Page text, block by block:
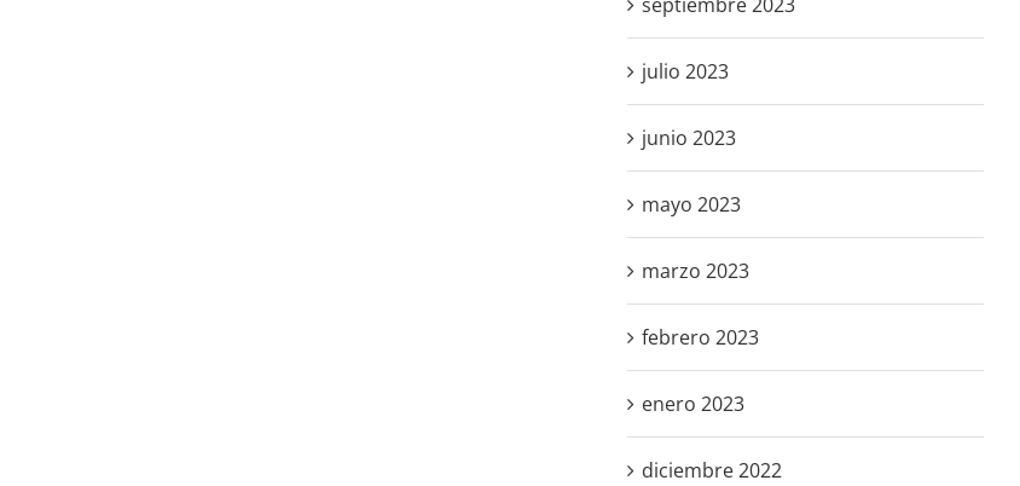
cinegética
julio 2023
junio 2023
mayo 2023
marzo 2023
febrero 2023
enero 2023
diciembre 2022